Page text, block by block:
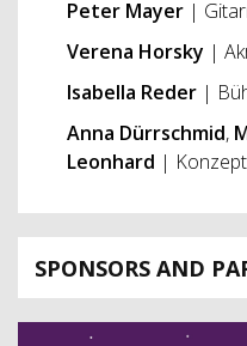
Peter Mayer |
Verena Horsky |
Isabella Reder |
Anna Dürrschmid,
Leonhard | Konzept
SPONSORS AND